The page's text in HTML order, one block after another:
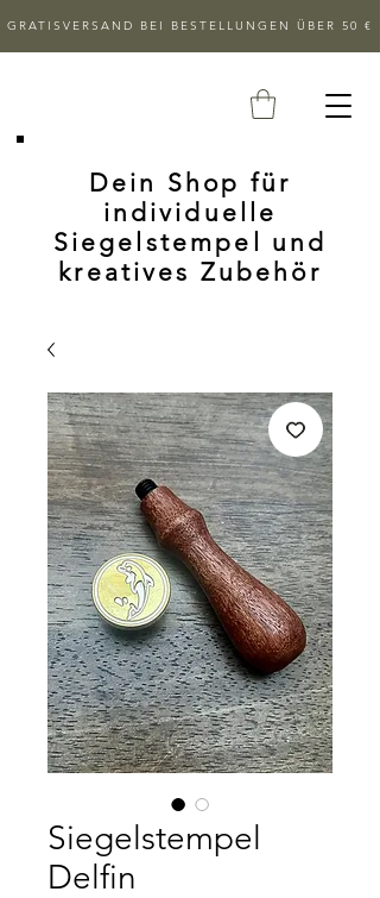
GRATISVERSAND BEI BESTELLUNGEN ÜBER 50 €
Dein Shop für
individuelle
Siegelstempel und
kreatives Zubehör
Siegelstempel
Delfin